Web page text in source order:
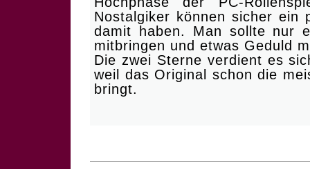
Nostalgiker können sicher ein
damit haben. Man sollte nur
mitbringen und etwas Geduld
Die zwei Sterne verdient es
weil das Original schon die
bringt.